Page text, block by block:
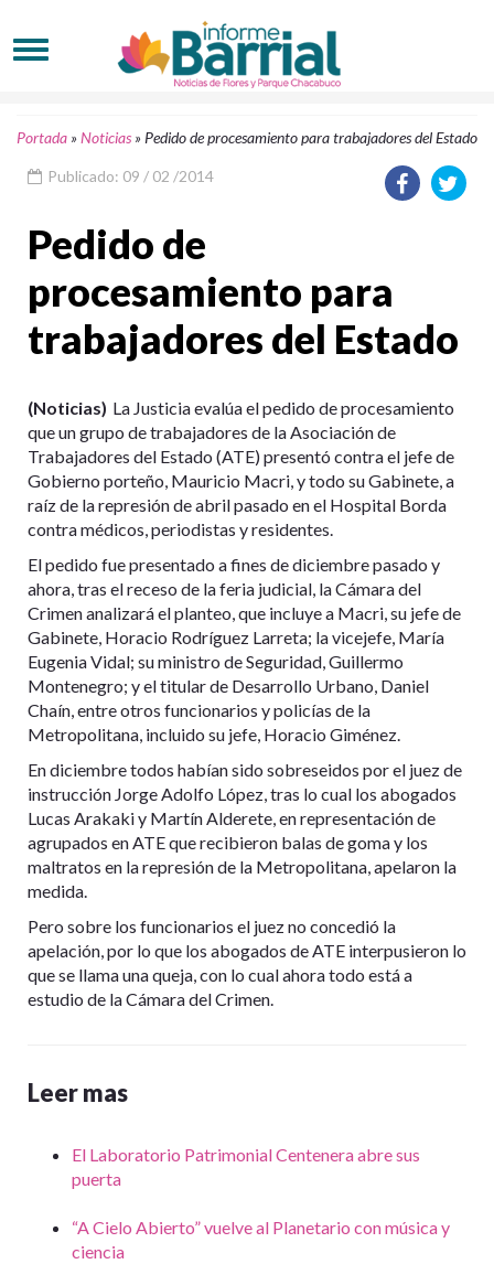
Portada »Noticias » Pedido de procesamiento para trabajadores del Estado
Publicado: 09 / 02 /2014
Pedido de
procesamiento para
trabajadores del Estado
(Noticias) La Justicia evalúa el pedido de procesamiento
que un grupo de trabajadores de la Asociación de
Trabajadores del Estado (ATE) presentó contra el jefe de
Gobierno porteño, Mauricio Macri, y todo su Gabinete, a
raíz de la represión de abril pasado en el Hospital Borda
contra médicos, periodistas y residentes.
El pedido fue presentado a fines de diciembre pasado y
ahora, tras el receso de la feria judicial, la Cámara del
Crimen analizará el planteo, que incluye a Macri, su jefe de
Gabinete, Horacio Rodríguez Larreta; la vicejefe, María
Eugenia Vidal; su ministro de Seguridad, Guillermo
Montenegro; y el titular de Desarrollo Urbano, Daniel
Chaín, entre otros funcionarios y policías de la
Metropolitana, incluido su jefe, Horacio Giménez.
En diciembre todos habían sido sobreseidos por el juez de
instrucción Jorge Adolfo López, tras lo cual los abogados
Lucas Arakaki y Martín Alderete, en representación de
agrupados en ATE que recibieron balas de goma y los
maltratos en la represión de la Metropolitana, apelaron la
medida.
Pero sobre los funcionarios el juez no concedió la
apelación, por lo que los abogados de ATE interpusieron lo
que se llama una queja, con lo cual ahora todo está a
estudio de la Cámara del Crimen.
Leer mas
El Laboratorio Patrimonial Centenera abre sus
puerta
“A Cielo Abierto” vuelve al Planetario con música y
ciencia